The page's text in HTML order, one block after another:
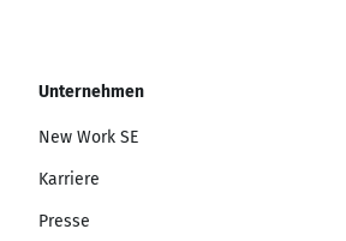
Unternehmen
New Work SE
Karriere
Presse